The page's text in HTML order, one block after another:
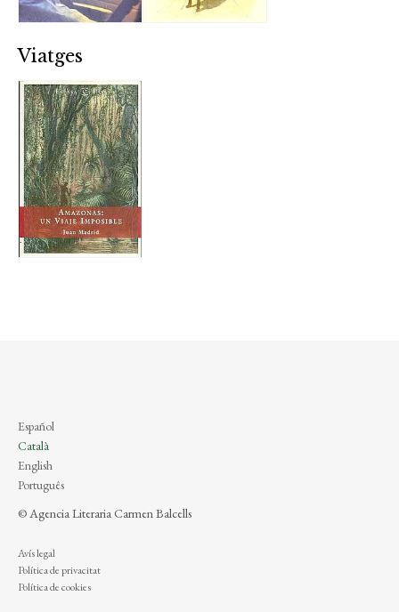
Viatges
Español
Català
English
Português
© Agencia Literaria Carmen Balcells
Avís legal
Política de privacitat
Política de cookies